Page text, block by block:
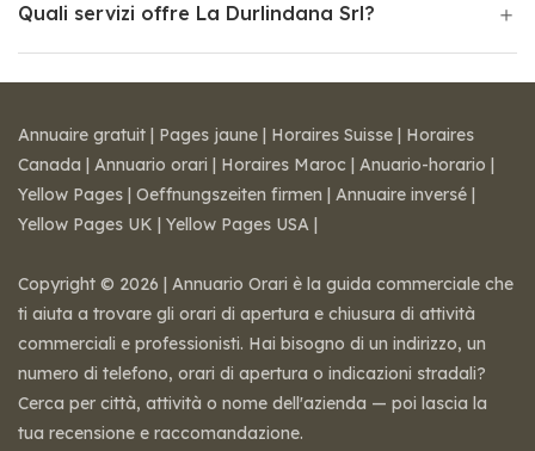
Quali servizi offre La Durlindana Srl?
Annuaire gratuit | Pages jaune | Horaires Suisse | Horaires
Canada | Annuario orari | Horaires Maroc | Anuario-horario |
Yellow Pages | Oeffnungszeiten firmen | Annuaire inversé |
Yellow Pages UK | Yellow Pages USA |
Copyright © 2026 | Annuario Orari è la guida commerciale che
ti aiuta a trovare gli orari di apertura e chiusura di attività
commerciali e professionisti. Hai bisogno di un indirizzo, un
numero di telefono, orari di apertura o indicazioni stradali?
Cerca per città, attività o nome dell'azienda — poi lascia la
tua recensione e raccomandazione.